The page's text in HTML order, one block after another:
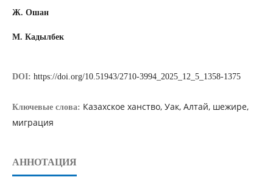
Ж. Ошан
М. Кадылбек
DOI: https://doi.org/10.51943/2710-3994_2025_12_5_1358-1375
Ключевые слова: Казахское ханство, Уак, Алтай, шежире,
миграция
АННОТАЦИЯ